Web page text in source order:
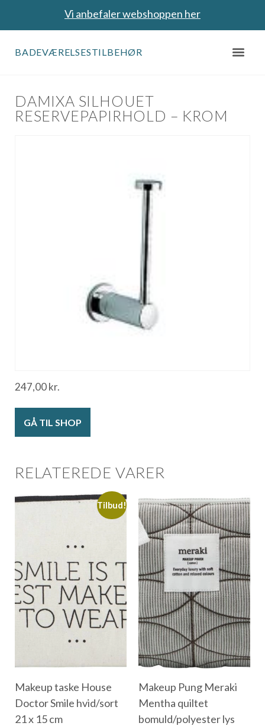
Vi anbefaler webshoppen her
BADEVÆRELSESTILBEHØR
DAMIXA SILHOUET
RESERVEPAPIRHOLD – KROM
247,00kr.
GÅ TIL SHOP
RELATEREDE VARER
Tilbud!
Makeup taske House
Doctor Smile hvid/sort
21 x 15 cm
Makeup Pung Meraki
Mentha quiltet
bomuld/polyester lys